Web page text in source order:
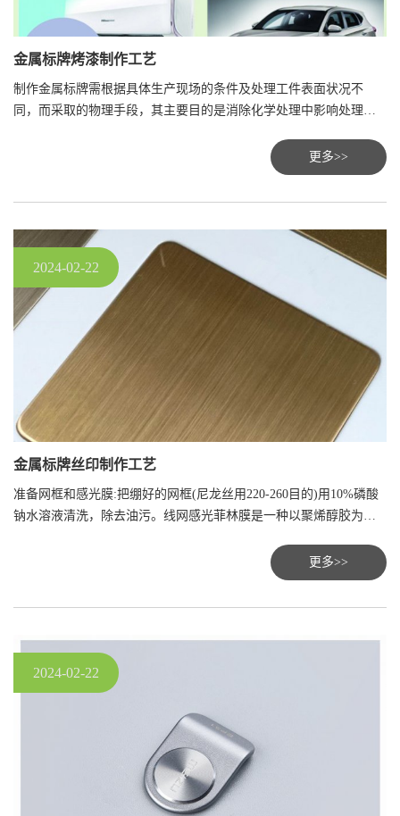
金属标牌烤漆制作工艺
制作金属标牌需根据具体生产现场的条件及处理工件表面状况不
同，而采取的物理手段，其主要目的是消除化学处理中影响处理质
更多>>
2024-02-22
金属标牌丝印制作工艺
准备网框和感光膜:把绷好的网框(尼龙丝用220-260目的)用10%磷酸
钠水溶液清洗，除去油污。线网感光菲林膜是一种以聚烯醇胶为主
体感光剂涂布，使用前接图形大小，每边宽出20毫米，用布把膜上
更多>>
2024-02-22